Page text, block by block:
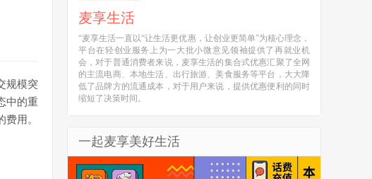
规模突
中的重
用。
麦享生活
“麦享生活一直以“让生活更优惠，让创业更简单”为核心理念，
平台在轻创业服务上为一大批小微意见领袖提供了再就业机
会，对于普通消费者来说，麦享生活的集合式优惠汇聚了全网
的主流电商、本地生活、出行旅游、美食服务等平台，大大降
低了品牌方的流通成本，对于用户来说，提供优惠便利的同时
缩短了决策时间。
一起麦享美好生活